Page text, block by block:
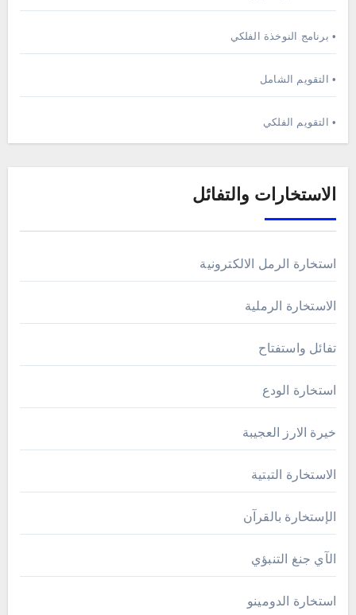
• برنامج النوخذة الفلكي
• التقويم الشامل
• التقويم الفلكي
الاستخارات والتفائل
استخارة الرمل الالكترونية
الاستخارة الرملية
تفائل واستفتاح
استخارة الودع
خيرة الارز العجيبة
الاستخارة التبتية
الإستخارة بالقرآن
الآي جنغ التنبؤي
استخارة الدومينو